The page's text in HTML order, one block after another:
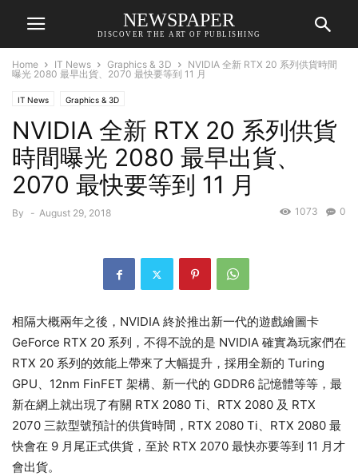
NEWSPAPER
DISCOVER THE ART OF PUBLISHING
Home IT News Graphics & 3D
NVIDIA 全新 RTX 20 系列供貨時間
曝光 2080 最早出貨、2070 最快要等到 11 月
IT News Graphics & 3D
NVIDIA 全新 RTX 20 系列供貨
時間曝光 2080 最早出貨、
2070 最快要等到 11 月
By - August 29, 2018 0
1073
相隔大概兩年之後，NVIDIA 終於推出新一代的遊戲繪圖卡
GeForce RTX 20 系列，不得不說的是 NVIDIA 確實為玩家們在
RTX 20 系列的效能上帶來了大幅提升，採用全新的 Turing
GPU、12nm FinFET 架構、新一代的 GDDR6 記憶體等等，最
新在網上就出現了有關 RTX 2080 Ti、RTX 2080 及 RTX
2070 三款型號預計的供貨時間，RTX 2080 Ti、RTX 2080 最
快會在 9 月尾正式供貨，至於 RTX 2070 最快亦要等到 11 月才
會出貨。